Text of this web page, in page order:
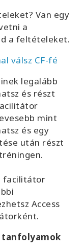
Van egy
a
a feltételeket.
válsz CF-fé
legalább
és részt
mint
és egy
után részt
facilitátor
Access
tanfolyamok